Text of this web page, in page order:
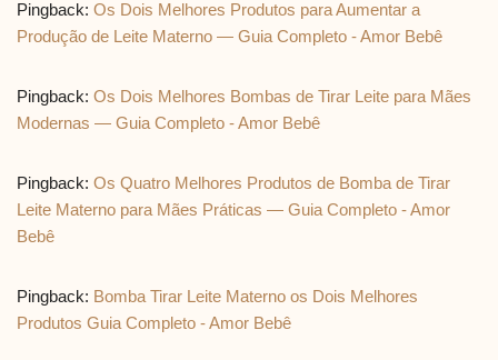
Pingback: Os Dois Melhores Produtos para Aumentar a
Produção de Leite Materno — Guia Completo - Amor Bebê
Pingback: Os Dois Melhores Bombas de Tirar Leite para Mães
Modernas — Guia Completo - Amor Bebê
Pingback: Os Quatro Melhores Produtos de Bomba de Tirar
Leite Materno para Mães Práticas — Guia Completo - Amor
Bebê
Pingback: Bomba Tirar Leite Materno os Dois Melhores
Produtos Guia Completo - Amor Bebê